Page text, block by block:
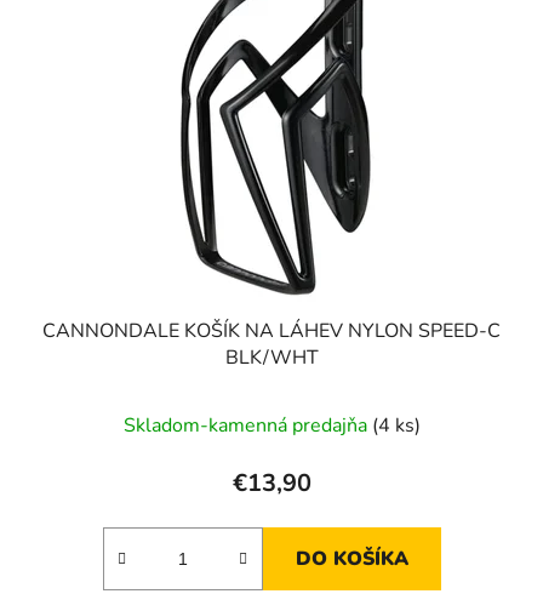
CANNONDALE KOŠÍK NA LÁHEV NYLON SPEED-C
BLK/WHT
Skladom-kamenná predajňa (4 ks)
€13,90
DO KOŠÍKA